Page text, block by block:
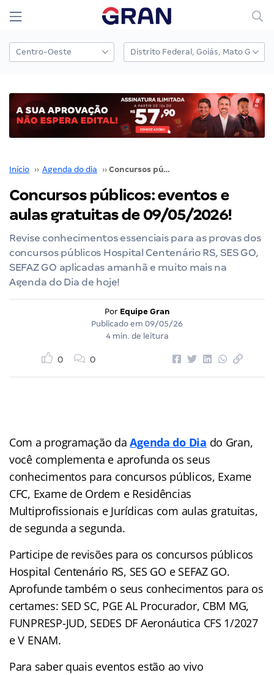
Início ›› Agenda do dia ›› Concursos públicos: eventos e aulas gratuitas de 09/05/2026!
Concursos públicos: eventos e
aulas gratuitas de 09/05/2026!
Revise conhecimentos essenciais para as provas dos
concursos públicos Hospital Centenário RS, SES GO,
SEFAZ GO aplicadas amanhã e muito mais na
Agenda do Dia de hoje!
Por Equipe Gran
Publicado em 09/05/26
4 min. de leitura
0 0
Com a programação daAgenda do Dia do Gran,
você complementa e aprofunda os seus
conhecimentos para concursos públicos, Exame
CFC, Exame de Ordem e Residências
Multiprofissionais e Jurídicas com aulas gratuitas,
de segunda a segunda.
Participe de revisões para os concursos públicos
Hospital Centenário RS, SES GO e SEFAZ GO.
Aprofunde também o seus conhecimentos para os
certames: SED SC, PGE AL Procurador, CBM MG,
FUNPRESP-JUD, SEDES DF Aeronáutica CFS 1/2027
e V ENAM.
Para saber quais eventos estão ao vivo